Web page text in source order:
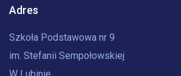
Adres
Szkoła Podstawowa nr 9
im. Stefanii Sempołowskiej